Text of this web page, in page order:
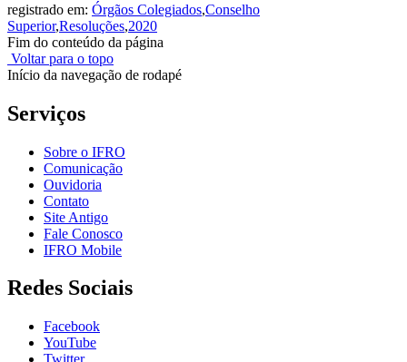
registrado em: Órgãos Colegiados,Conselho
Superior,Resoluções,2020
Fim do conteúdo da página
Voltar para o topo
Início da navegação de rodapé
Serviços
Sobre o IFRO
Comunicação
Ouvidoria
Contato
Site Antigo
Fale Conosco
IFRO Mobile
Redes Sociais
Facebook
YouTube